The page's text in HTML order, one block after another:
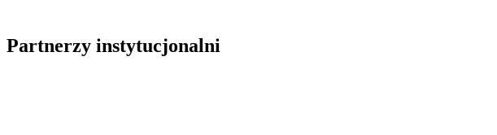
Partnerzy instytucjonalni